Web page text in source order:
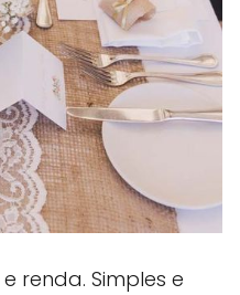
renda. Simples e